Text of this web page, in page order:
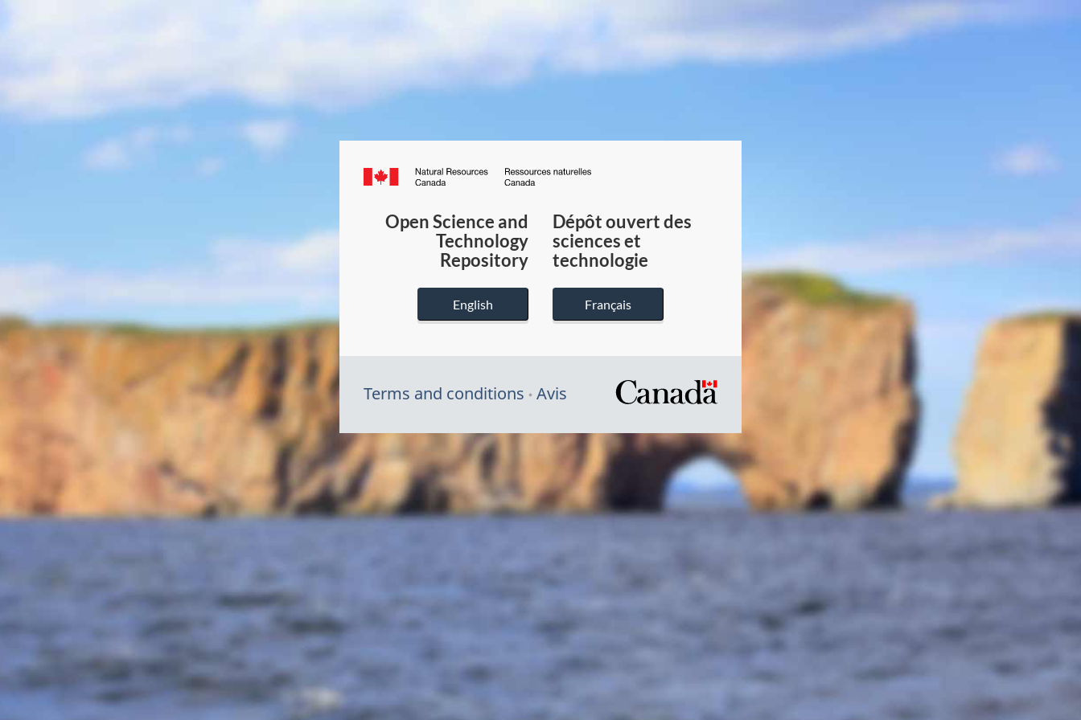
Canada.ca
du
Canada
Open Science and
Technology
Repository
English
Dépôt ouvert des
sciences et
technologie
Français
Terms and conditions Avis
/
du
gouvernement
du